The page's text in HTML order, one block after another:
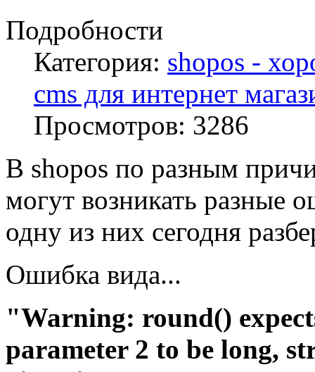
Подробности
Категория: shopos -
cms для интернет
Просмотров: 3286
В shopos по разным
могут возникать разные
одну из них сегодня
Ошибка вида...
"Warning: round()
parameter 2 to be long,